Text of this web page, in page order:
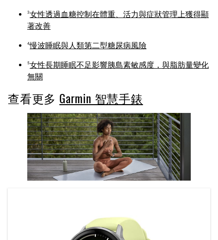
3女性透過血糖控制在體重、活力與症狀管理上獲得顯
著改善
4慢波睡眠與人類第二型糖尿病風險
5女性長期睡眠不足影響胰島素敏感度，與脂肪量變化
無關
查看更多 Garmin 智慧手錶